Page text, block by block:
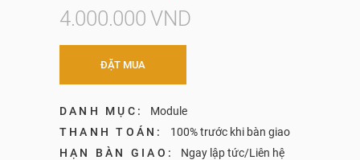
4.000.000 VND
ĐẶT MUA
DANH MỤC:
Module
THANH TOÁN:
100% trước khi bàn giao
HẠN BÀN GIAO:
Ngay lập tức/Liên hệ